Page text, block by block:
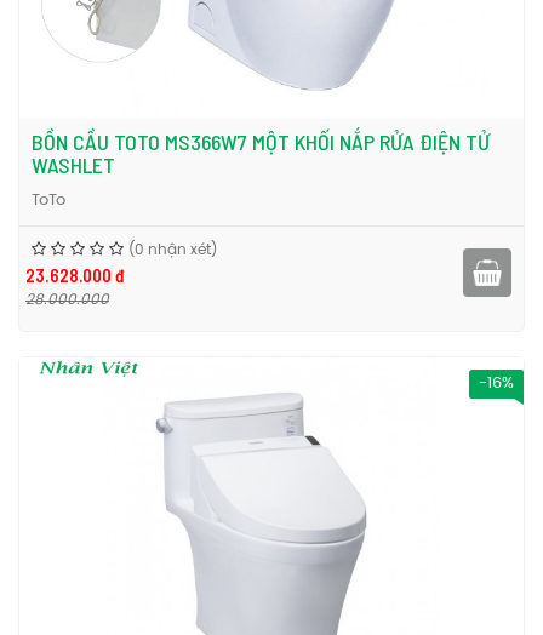
BỒN CẦU TOTO MS366W7 MỘT KHỐI NẮP RỬA ĐIỆN TỬ
WASHLET
ToTo
(0 nhận xét)
23.628.000 đ
28.000.000
-16%